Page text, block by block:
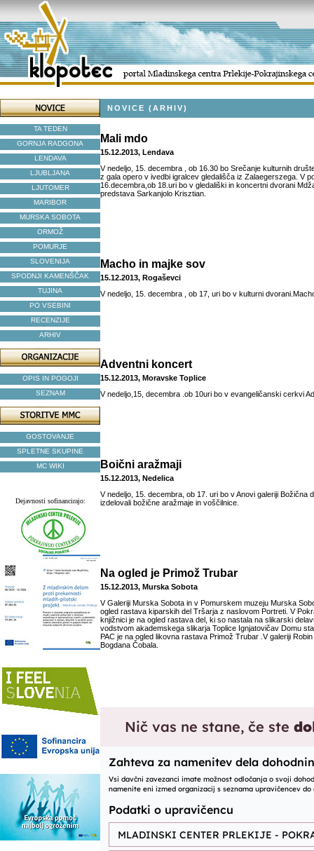
TA TEDEN
GORNJA RADGONA
LENDAVA
LJUBLJANA
LJUTOMER
MARIBOR
MURSKA SOBOTA
ORMOŽ
POMURJE
SLOVENIJA
SPODNJI KAMENŠČAK
TUJINA
PO VSEBINI
RECENZIJE
ARHIV
OPIS IN POGOJI
SEZNAM
GOSTOVANJE
SPLETNE SKUPINE
MC WIKI
Dejavnosti sofinancirajo:
NOVICE (ARHIV)
Mali mdo
15.12.2013, Lendava
V nedeljo, 15. decembra , ob 16.30 bo Srečanje kulturnih
z gala opero v ivedbi igralcev gledališča iz Zalaegerszega. V
16.decembra,ob 18.uri bo v gledališki in koncertni dvorani
predstava Sarkanjolo Krisztian.
Macho in majke sov
15.12.2013, Rogaševci
V nedeljo, 15. decembra , ob 17, uri bo v kulturni
Adventni koncert
15.12.2013, Moravske Toplice
V nedeljo,15, decembra .ob 10uri bo v evangeličanski cerkvi
Boični aražmaji
15.12.2013, Nedelica
V nedeljo, 15. decembra, ob 17. uri bo v Anovi galeriji Božična
izdelovali božične aražmaje in voščilnice.
Na ogled je Primož Trubar
15.12.2013, Murska Sobota
V Galeriji Murska Sobota in v Pomurskem muzeju Murska
ogled rastava kiparskih del Tršarja z naslovom Portreti. V
knjižnici je na ogled rastava del, ki so nastala na slikarski
vodstvom akademskega slikarja Toplice Ignjatovičav Domu
PAC je na ogled likovna rastava Primož Trubar .V galeriji
Bogdana Čobala.